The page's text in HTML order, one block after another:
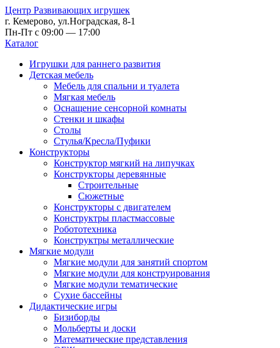
Центр Развивающих игрушек
г. Кемерово, ул.Ноградская, 8-1
Пн-Пт с 09:00 — 17:00
Каталог
Игрушки для раннего развития
Детская мебель
Мебель для спальни и туалета
Мягкая мебель
Оснащение сенсорной комнаты
Стенки и шкафы
Столы
Стулья/Кресла/Пуфики
Конструкторы
Конструктор мягкий на липучках
Конструкторы деревянные
Строительные
Сюжетные
Конструкторы с двигателем
Конструктры пластмассовые
Робототехника
Конструктры металлические
Мягкие модули
Мягкие модули для занятий спортом
Мягкие модули для конструирования
Мягкие модули тематические
Сухие бассейны
Дидактические игры
Бизиборды
Мольберты и доски
Математические представления